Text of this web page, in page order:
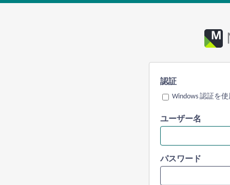
認証
Windows 認証を
ユーザー名
パスワード